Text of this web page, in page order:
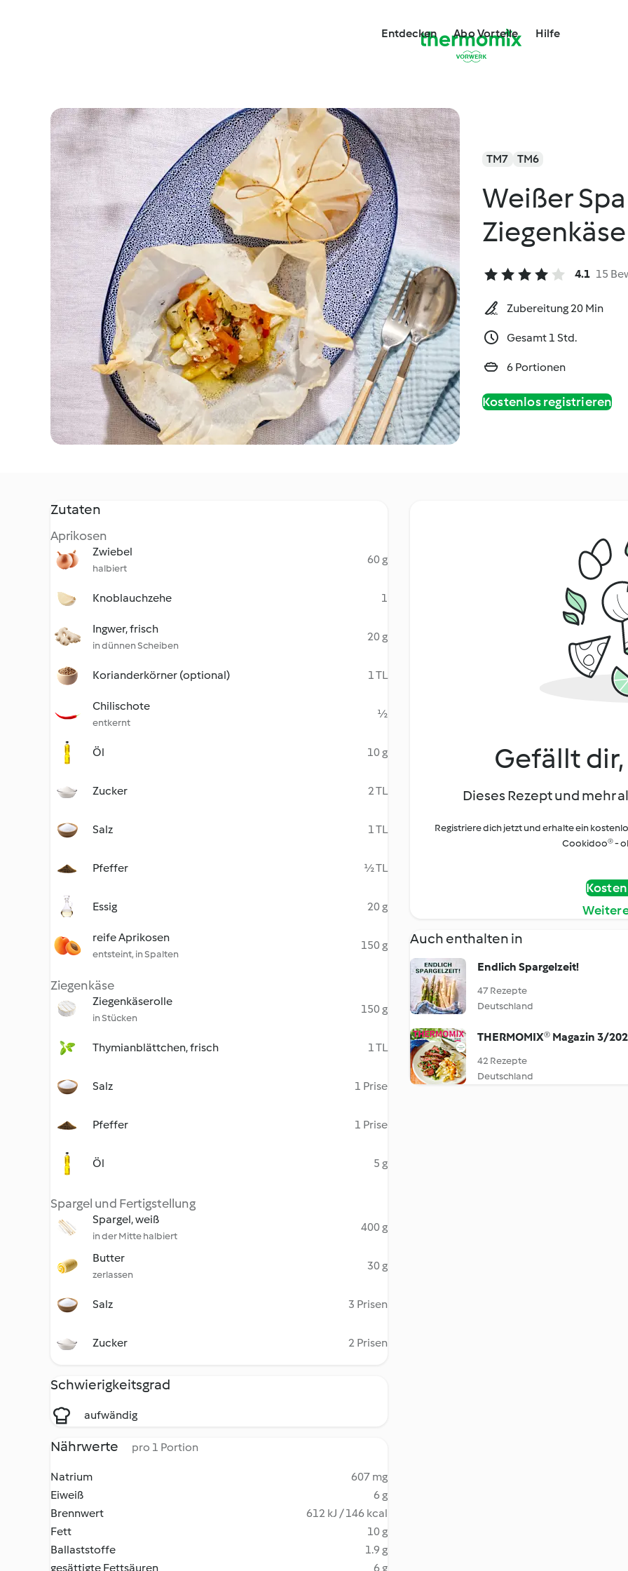
Entdecken Abo Vorteile Hilfe
TM7 TM6
Weißer
4.1 15
Zubereitung 20 Min
Gesamt 1 Std.
6 Portionen
Kostenlos registrieren
Zutaten
Aprikosen
Zwiebel
halbiert
60 g
Knoblauchzehe 1
Ingwer, frisch
in dünnen Scheiben
20 g
Korianderkörner (optional) 1 TL
Chilischote
entkernt
½
Öl 10 g
Zucker 2 TL
Salz 1 TL
Pfeffer ½ TL
Essig 20 g
reife Aprikosen
entsteint, in Spalten
150 g
Ziegenkäse
Ziegenkäserolle
in Stücken
150 g
Thymianblättchen, frisch 1 TL
Salz 1 Prise
Pfeffer 1 Prise
Öl 5 g
Spargel und Fertigstellung
Spargel, weiß
in der Mitte halbiert
400 g
Butter
zerlassen
30 g
Salz 3 Prisen
Zucker 2 Prisen
Schwierigkeitsgrad
aufwändig
Nährwerte pro 1 Portion
Natrium
607 mg
Eiweiß
6 g
Brennwert
612 kJ / 146 kcal
Fett
10 g
Ballaststoffe
1.9 g
gesättigte Fettsäuren
6 g
Gefällt
Dieses Rezept und mehr
Registriere dich jetzt und erhalte ein
Cookidoo® -
Auch enthalten in
Endlich Spargelzeit!
47 Rezepte
Deutschland
THERMOMIX® Magazin 3/
42 Rezepte
Deutschland